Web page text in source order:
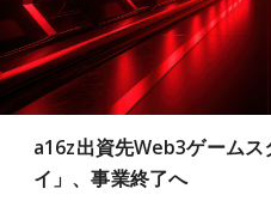
a16z出資先Web3ゲーム
イ」、事業終了へ